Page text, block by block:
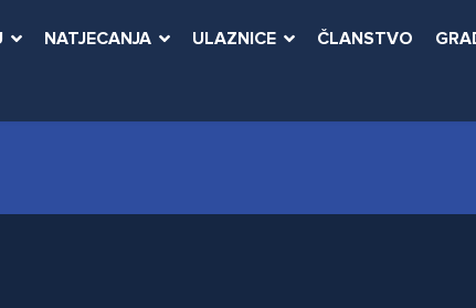
NATJECANJA ULAZNICE ČLANSTVO